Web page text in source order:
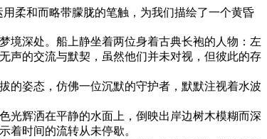
柔和而略带朦胧的笔触，为我们描绘了一个黄昏
境深处。船上静坐着两位身着古典长袍的人物：左
声的交流与默契，虽然他们并未对视，但彼此的存
的姿态，仿佛一位沉默的守护者，默默注视着水波
光辉洒在平静的水面上，倒映出岸边树木模糊而深
着时间的流转从未停歇。